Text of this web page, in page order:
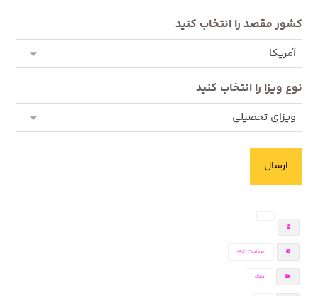
کشور مقصد را انتخاب کنید
نوع ویزا را انتخاب کنید
خرداد ۳۰, ۱۴۰۳
وبلاگ